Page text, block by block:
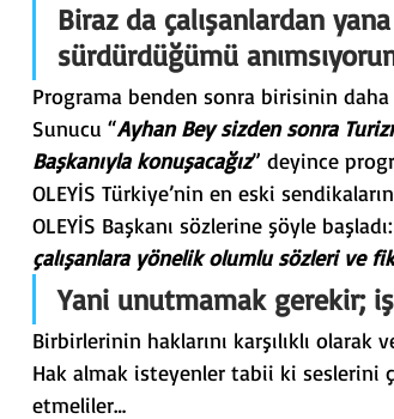
Biraz da çalışanlardan
sürdürdüğümü
Programa benden sonra birisinin daha
Sunucu “Ayhan Bey sizden sonra
Başkanıyla konuşacağız” deyince
OLEYİS Türkiye’nin en eski
OLEYİS Başkanı sözlerine şöyle
çalışanlara yönelik olumlu sözleri ve
Yani unutmamak gerekir;
Birbirlerinin haklarını karşılıklı
Hak almak isteyenler tabii ki seslerini
etmeliler…